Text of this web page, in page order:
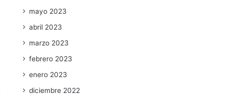
mayo 2023
abril 2023
marzo 2023
febrero 2023
enero 2023
diciembre 2022